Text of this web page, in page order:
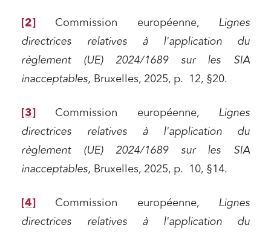
[2] Commission européenne, Lignes
directrices relatives à l'application du
règlement (UE) 2024/1689 sur les SIA
inacceptables, Bruxelles, 2025, p. 12, §20.
[3] Commission européenne, Lignes
directrices relatives à l'application du
règlement (UE) 2024/1689 sur les SIA
inacceptables, Bruxelles, 2025, p. 10, §14.
[4] Commission européenne, Lignes
directrices relatives à l'application du